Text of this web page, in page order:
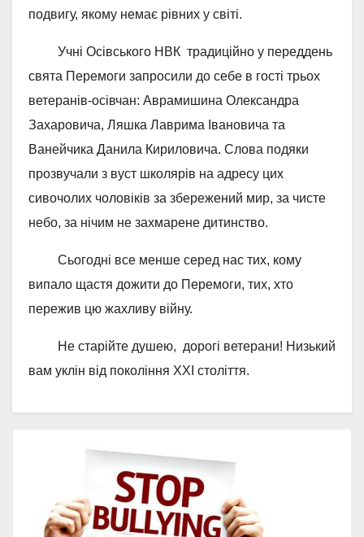
подвигу, якому немає рівних у світі.
Учні Осівського НВК традиційно у переддень
свята Перемоги запросили до себе в гості трьох
ветеранів-осівчан: Аврамишина Олександра
Захаровича, Ляшка Лаврима Івановича та
Ванейчика Данила Кириловича. Слова подяки
прозвучали з вуст школярів на адресу цих
сивочолих чоловіків за збережений мир, за чисте
небо, за нічим не захмарене дитинство.
Сьогодні все менше серед нас тих, кому
випало щастя дожити до Перемоги, тих, хто
пережив цю жахливу війну.
Не старійте душею, дорогі ветерани! Низький
вам уклін від покоління ХХІ століття.